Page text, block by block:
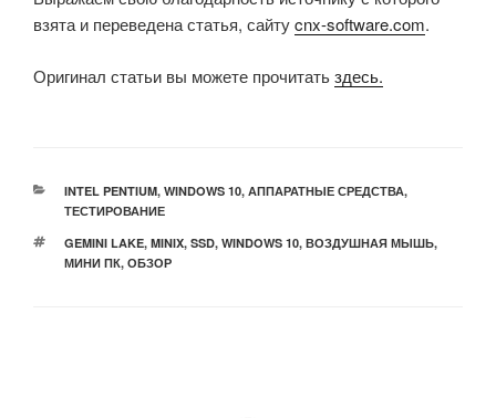
взята и переведена статья, сайтуcnx-software.com.
Оригинал статьи вы можете прочитатьздесь.
РУБРИКИ
INTEL PENTIUM, WINDOWS 10, АППАРАТНЫЕ СРЕДСТВА,
ТЕСТИРОВАНИЕ
МЕТКИ
GEMINI LAKE, MINIX, SSD, WINDOWS 10, ВОЗДУШНАЯ МЫШЬ,
МИНИ ПК, ОБЗОР